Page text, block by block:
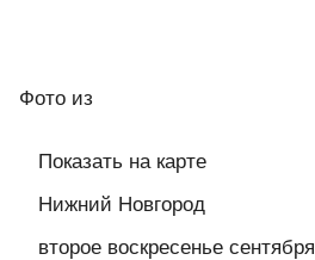
Фото из
Показать на карте
Нижний Новгород
второе воскресенье сентября